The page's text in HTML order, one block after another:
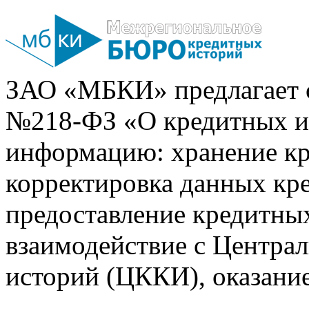
ЗАО «МБКИ» предлагает
№218-ФЗ «О кредитных
информацию: хранение
корректировка данных
предоставление
взаимодействие с
историй (ЦККИ),